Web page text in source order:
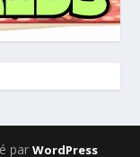
par WordPress